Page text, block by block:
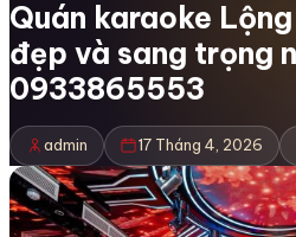
Quán karaoke
đẹp và sang trọng
0933865553
admin 17 Tháng 4, 2026